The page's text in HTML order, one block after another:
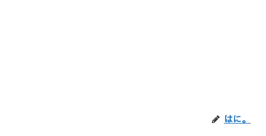
はに。